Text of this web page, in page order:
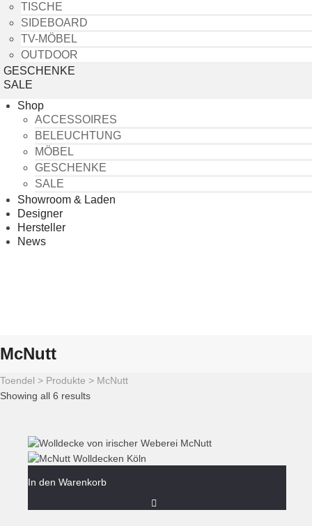
TISCHE
SIDEBOARD
TV-MÖBEL
OUTDOOR
GESCHENKE
SALE
Shop
ACCESSOIRES
BELEUCHTUNG
MÖBEL
GESCHENKE
SALE
Showroom & Laden
Designer
Hersteller
News
McNutt
Toendel > Produkte > McNutt
Showing all 6 results
In den Warenkorb